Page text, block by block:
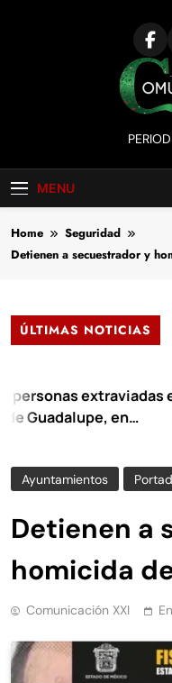
MENU
Home
Seguridad
Detienen a secuestrador y
ÚLTIMAS NOTICIAS
extraviadas en
en
Ayuntamientos
Detienen a
homicida
Comunicación XXI